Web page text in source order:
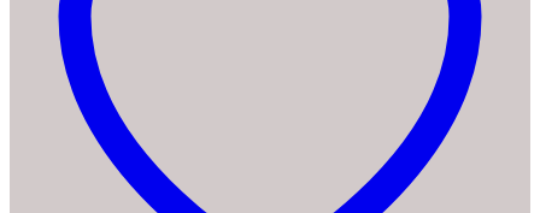
nussiges
Aroma,
Vollautomaten,
Siebträgermaschine
Espressokocher,